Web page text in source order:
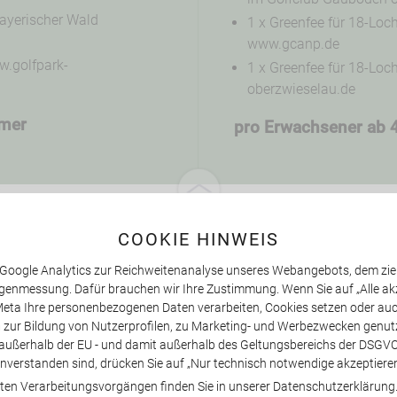
Wald
1 x Greenfee für 18-
www.gcanp.de
1 x Greenfee für 18-
oberzwieselau.de
pro Erwachsener ab
INFORMATIONEN
Angebote
Anreise / Google-Maps
unverbindliche Anfrage
verbindliche Buchung
Baumwipfelpfad
Passau
Golf
Bayerischer Wald
COOKIE HINWEIS
Analytics zur Reichweitenanalyse unseres Webangebots, dem
Dafür brauchen wir Ihre Zustimmung. Wenn Sie auf „Alle
Ihre personenbezogenen Daten verarbeiten, Cookies setzen oder
zur Bildung von Nutzerprofilen, zu Marketing- und Werbezwecken
der EU - und damit außerhalb des Geltungsbereichs der
sind, drücken Sie auf „Nur technisch notwendige
Verarbeitungsvorgängen finden Sie in unserer